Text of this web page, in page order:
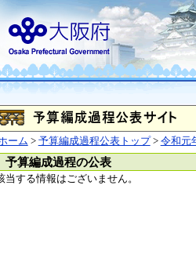
ーム > 予算編成過程公表トップ> 令和元
予算編成過程の公表
当する情報はございません。
お問合せ 個人情報の取り扱
本庁 〒540-8570 大阪市
咲洲庁舎
〒559-8555 大阪市
© Copyright 2003-2026